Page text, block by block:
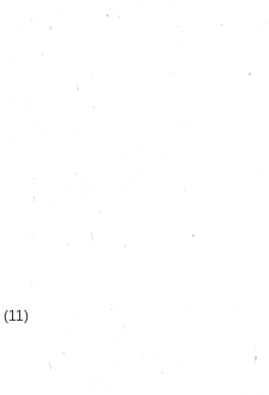
(11)